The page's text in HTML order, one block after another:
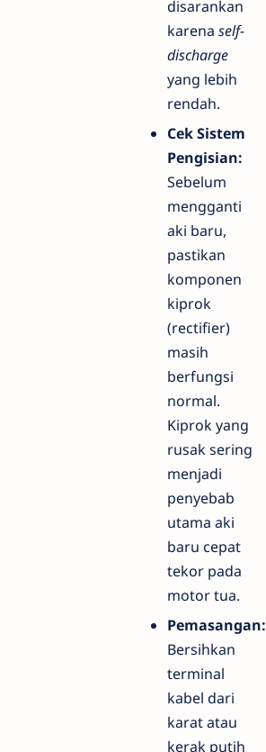
disarankan
karena self-
discharge
yang lebih
rendah.
Cek Sistem
Pengisian:
Sebelum
mengganti
aki baru,
pastikan
komponen
kiprok
(rectifier)
masih
berfungsi
normal.
Kiprok yang
rusak sering
menjadi
penyebab
utama aki
baru cepat
tekor pada
motor tua.
Pemasangan:
Bersihkan
terminal
kabel dari
karat atau
kerak putih